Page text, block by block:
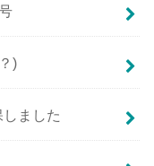
)
ました